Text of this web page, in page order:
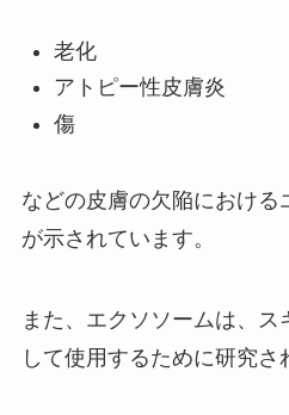
老化
アトピー性皮膚炎
傷
などの皮膚の欠陥における
が示されています。
また、エクソソームは、ス
して使用するために研究さ